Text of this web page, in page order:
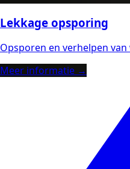
Lekkage opsporing
Opsporen en verhelpen
Meer informatie →